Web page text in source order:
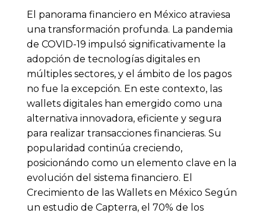
El panorama financiero en México atraviesa
una transformación profunda. La pandemia
de COVID-19 impulsó significativamente la
adopción de tecnologías digitales en
múltiples sectores, y el ámbito de los pagos
no fue la excepción. En este contexto, las
wallets digitales han emergido como una
alternativa innovadora, eficiente y segura
para realizar transacciones financieras. Su
popularidad continúa creciendo,
posicionándo como un elemento clave en la
evolución del sistema financiero. El
Crecimiento de las Wallets en México Según
un estudio de Capterra, el 70% de los